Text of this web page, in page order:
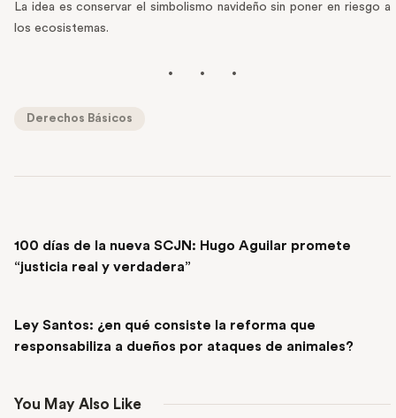
La idea es conservar el simbolismo navideño sin poner en riesgo a
los ecosistemas.
Derechos Básicos
100 días de la nueva SCJN: Hugo Aguilar promete
“justicia real y verdadera”
Ley Santos: ¿en qué consiste la reforma que
responsabiliza a dueños por ataques de animales?
You May Also Like